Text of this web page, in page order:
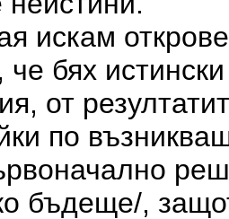
искам
че бях
от
по
бъдеще/,